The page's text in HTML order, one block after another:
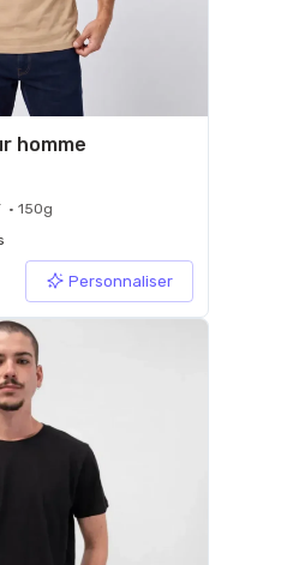
homme
• 150g
Personnaliser